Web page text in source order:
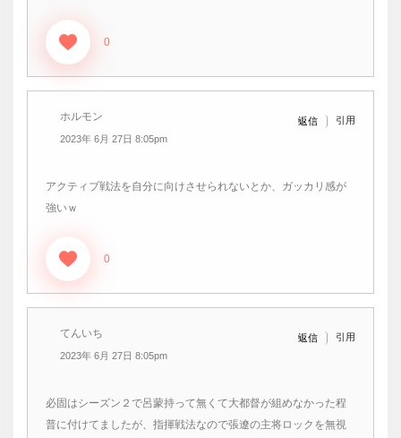
0
ホルモン
2023年 6月 27日 8:05pm
返信 引用
アクティブ戦法を自分に向けさせられないとか、ガッカリ感が
強いｗ
0
てんいち
2023年 6月 27日 8:05pm
返信 引用
必固はシーズン２で呂蒙持って無くて大都督が組めなかった程
普に付けてましたが、指揮戦法なので張遼の主将ロックを無視